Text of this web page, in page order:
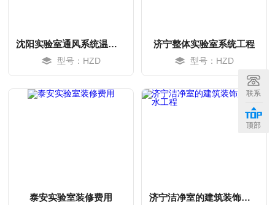
沈阳实验室通风系统温湿度控制
型号：HZD
济宁整体实验室系统工程
型号：HZD
泰安实验室装修费用 济宁洁净室的建筑装饰施工防水工程
联系
顶部